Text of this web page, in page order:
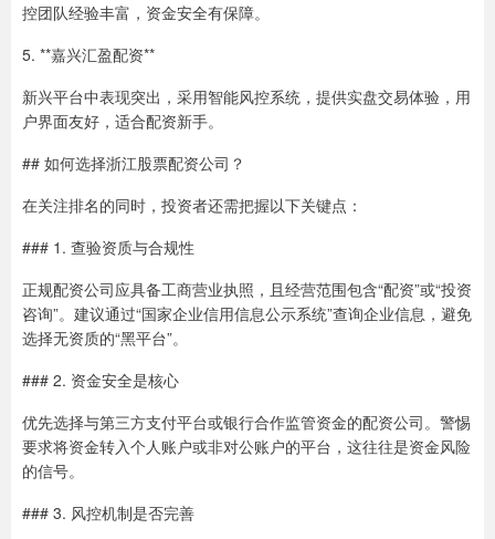
控团队经验丰富，资金安全有保障。
5. **嘉兴汇盈配资**
新兴平台中表现突出，采用智能风控系统，提供实盘交易体验，用
户界面友好，适合配资新手。
## 如何选择浙江股票配资公司？
在关注排名的同时，投资者还需把握以下关键点：
### 1. 查验资质与合规性
正规配资公司应具备工商营业执照，且经营范围包含“配资”或“投资
咨询”。建议通过“国家企业信用信息公示系统”查询企业信息，避免
选择无资质的“黑平台”。
### 2. 资金安全是核心
优先选择与第三方支付平台或银行合作监管资金的配资公司。警惕
要求将资金转入个人账户或非对公账户的平台，这往往是资金风险
的信号。
### 3. 风控机制是否完善